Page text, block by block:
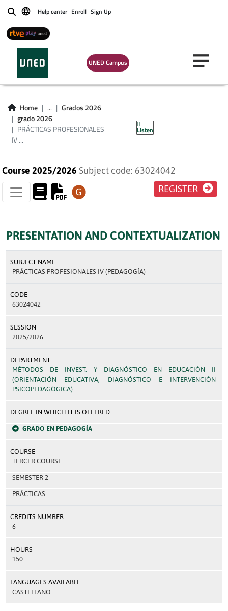
BuscarHelp center Enroll Sign Up
UNED Campus
Home ...
Grados 2026
grado 2026
PRÁCTICAS PROFESIONALES
IV ...
Listen
PRÁCTICAS
PROFESIONALES IV
(PEDAGOGÍA)
Course 2025/2026 Subject code: 63024042
REGISTER
PRESENTATION AND CONTEXTUALIZATION
SUBJECT NAME
PRÁCTICAS PROFESIONALES IV (PEDAGOGÍA)
CODE
63024042
SESSION
2025/2026
DEPARTMENT
MÉTODOS DE INVEST. Y DIAGNÓSTICO EN EDUCACIÓN II
(ORIENTACIÓN EDUCATIVA, DIAGNÓSTICO E INTERVENCIÓN
PSICOPEDAGÓGICA)
DEGREE IN WHICH IT IS OFFERED
GRADO EN PEDAGOGÍA
COURSE
TERCER COURSE
SEMESTER 2
PRÁCTICAS
CREDITS NUMBER
6
HOURS
150
LANGUAGES AVAILABLE
CASTELLANO